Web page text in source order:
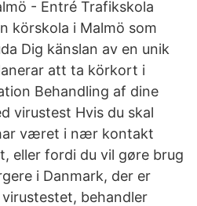
- Entré Trafikskola
körskola i Malmö som
Dig känslan av en unik
att ta körkort i
Behandling af dine
virustest Hvis du skal
været i nær kontakt
eller fordi du vil gøre brug
i Danmark, der er
behandler